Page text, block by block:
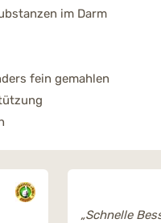
im Darm
fein gemahlen
„Schnelle